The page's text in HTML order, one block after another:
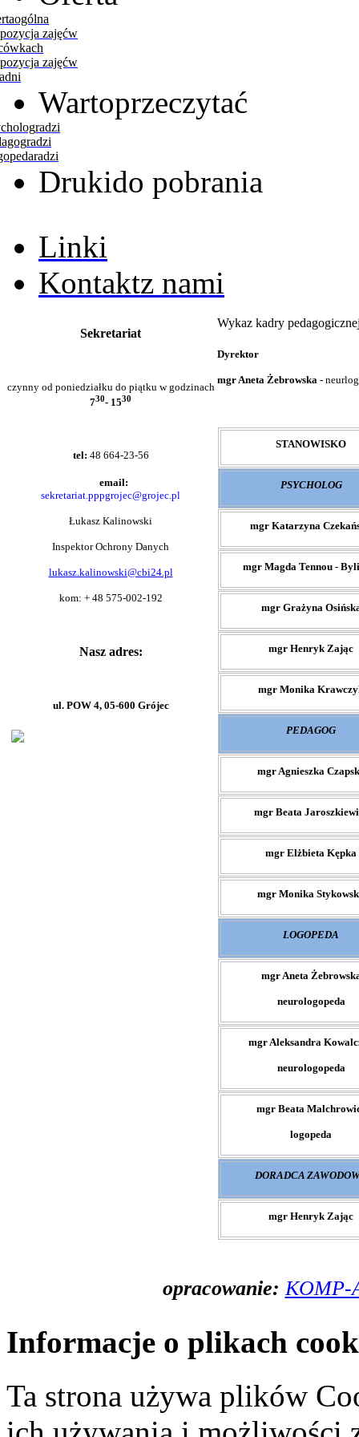
ogólna
zajęćw
zajęćw
Wartoprzeczytać
radzi
radzi
radzi
Drukido pobrania
Linki
Kontaktz nami
Sekretariat
czynny od poniedziałku do piątku w godzinach
730- 1530
tel: 48 664-23-56
email:
sekretariat.pppgrojec@grojec.pl
Łukasz Kalinowski
Inspektor Ochrony Danych
lukasz.kalinowski@cbi24.pl
kom: + 48 575-002-192
Nasz adres:
ul. POW 4, 05-600 Grójec
Wykaz kadry
Dyrektor
mgr Aneta Żebrowska -
STANOWISKO
PSYCHOLOG
mgr Katarzyna
mgr Magda Tennou -
mgr Grażyna
mgr Henryk Zając
mgr Monika
PEDAGOG
mgr Agnieszka
mgr Beata
mgr Elżbieta Kępka
mgr Monika
LOGOPEDA
mgr Aneta
neurologopeda
mgr Aleksandra
neurologopeda
mgr Beata
logopeda
DORADCA
mgr Henryk Zając
opracowanie:KOMP-
Informacje o plikach
Ta strona używa plików